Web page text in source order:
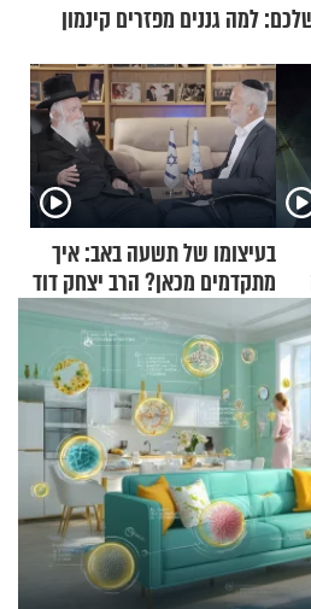
למה גננים מפזרים קינמון
בעיצומו של תשעה באב: איך
מתקדמים מכאן? הרב יצחק דוד
גרוסמן בשיחה מיוחדת